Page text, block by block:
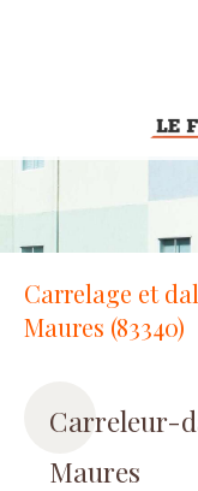
Carrelage et
Maures (83340)
Carreleur-
Maures